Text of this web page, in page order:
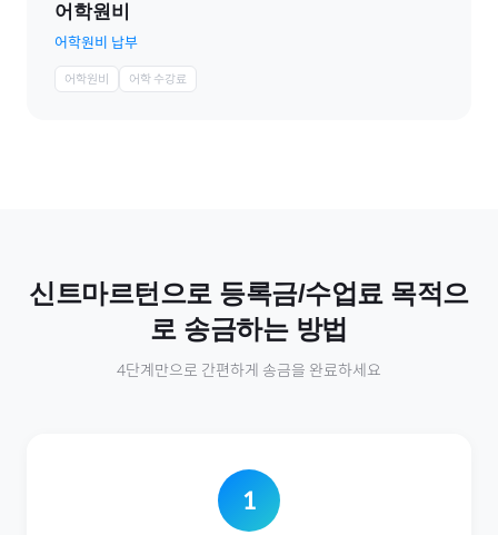
어학원비
어학원비 납부
어학원비 어학 수강료
신트마르턴으로 등록금/수업료 목적으
로 송금하는 방법
4단계만으로 간편하게 송금을 완료하세요
1